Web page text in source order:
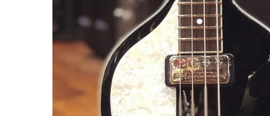
American Pro II
American Pro Classic
Nouveau
American Ultra II
American Vintage II
Artist Series
Nouveau
Vintera II
miKro
Contrebasse UB
Kala
Lakland
Marcus Miller Sire
Serie F10
Serie M2
Serie P5